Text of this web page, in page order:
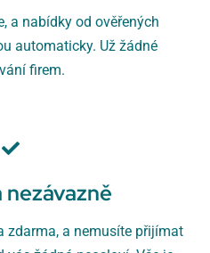
a nabídky od ověřených
automaticky. Už žádné
firem.
nezávazně
zdarma, a nemusíte přijímat